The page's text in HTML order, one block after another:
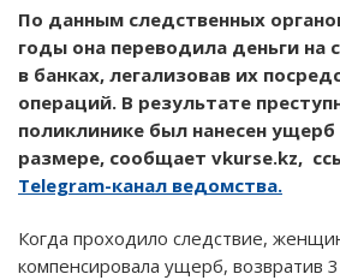
По данным следственных
годы она переводила деньги на
в банках, легализовав их
операций. В результате
поликлинике был нанесен
размере, сообщает vkurse.kz,
Telegram-канал ведомства.
Когда проходило следствие,
компенсировала ущерб, возвратив